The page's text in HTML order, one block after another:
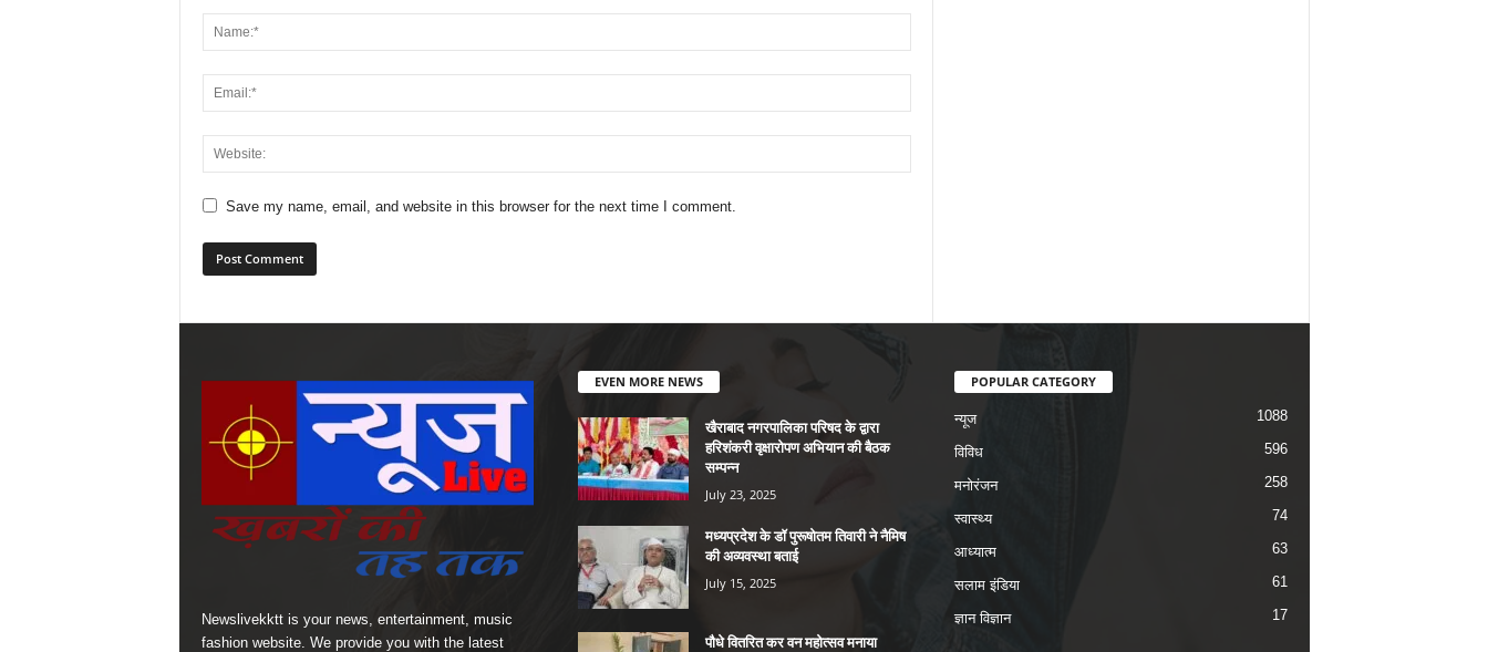
Save my name, email, and website in this browser for the next time I comment.
Newslivekktt is your news, entertainment, music
fashion website. We provide you with the latest
EVEN MORE NEWS
खैराबाद नगरपालिका परिषद के द्वारा
हरिशंकरी वृक्षारोपण अभियान की बैठक
सम्पन्न
July 23, 2025
मध्यप्रदेश के डॉ पुरूषोतम तिवारी ने नैमिष
की अव्यवस्था बताई
July 15, 2025
पौधे वितरित कर वन महोत्सव मनाया
POPULAR CATEGORY
न्यूज 1088
विविध 596
मनोरंजन 258
स्वास्थ्य 74
आध्यात्म 63
सलाम इंडिया 61
ज्ञान विज्ञान 17